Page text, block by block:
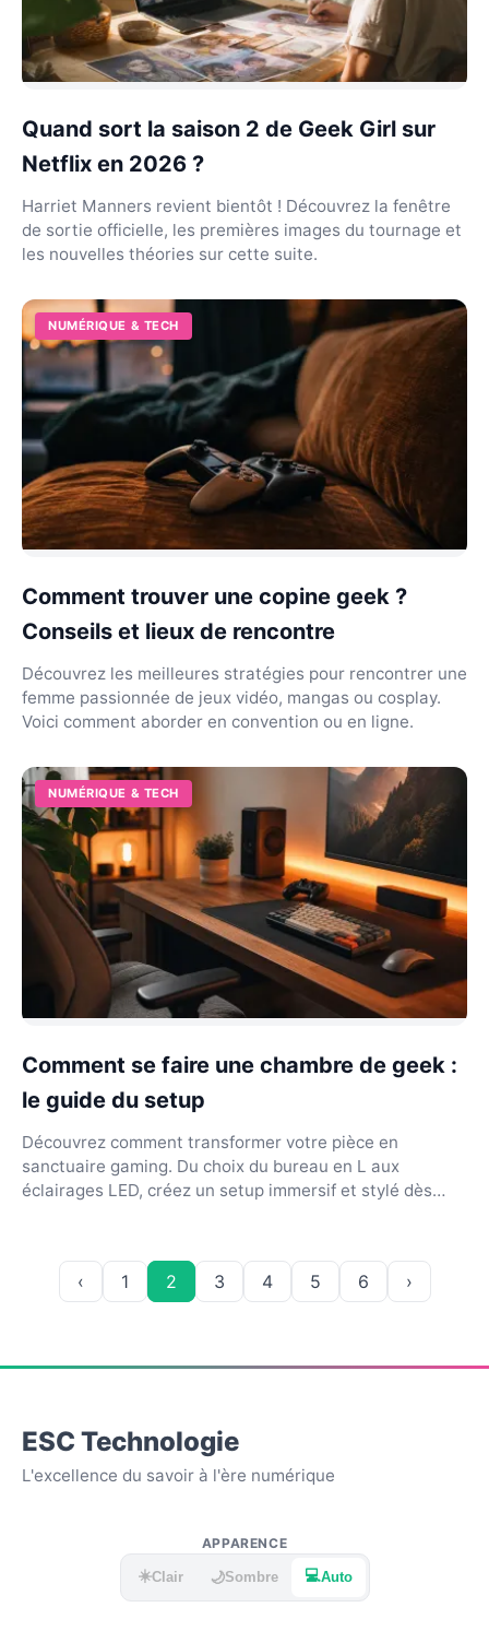
Quand sort la saison 2 de Geek Girl sur
Netflix en 2026 ?
Harriet Manners revient bientôt ! Découvrez la fenêtre
de sortie officielle, les premières images du tournage et
les nouvelles théories sur cette suite.
NUMÉRIQUE & TECH
Comment trouver une copine geek ?
Conseils et lieux de rencontre
Découvrez les meilleures stratégies pour rencontrer une
femme passionnée de jeux vidéo, mangas ou cosplay.
Voici comment aborder en convention ou en ligne.
NUMÉRIQUE & TECH
Comment se faire une chambre de geek :
le guide du setup
Découvrez comment transformer votre pièce en
sanctuaire gaming. Du choix du bureau en L aux
éclairages LED, créez un setup immersif et stylé dès
‹ 1 2 3 4 5 6 ›
ESC Technologie
L'excellence du savoir à l'ère numérique
APPARENCE
☀️Clair 🌙Sombre 💻Auto